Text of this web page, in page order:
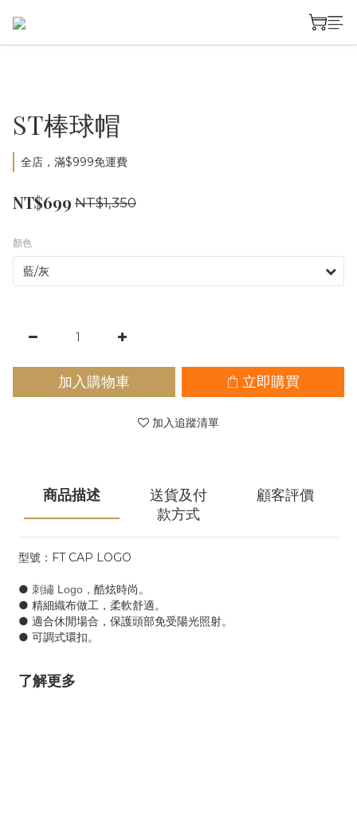
ST棒球帽
全店，滿$999免運費
NT$699 NT$1,350
顏色
加入購物車 立即購買
加入追蹤清單
商品描述
送貨及付
款方式
顧客評價
型號：FT CAP LOGO
● 刺繡 Logo， 酷炫時尚。
● 精細織布做工，柔軟舒適。
● 適合休閒場合，保護頭部免受陽光照射。
● 可調式環扣。
了解更多